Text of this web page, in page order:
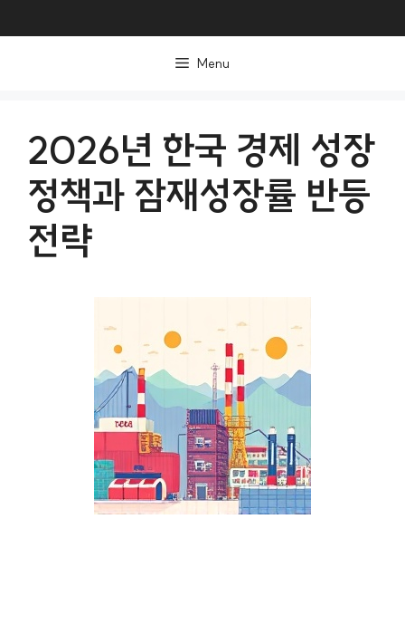
Menu
2026년 한국 경제 성장
정책과 잠재성장률 반등
전략